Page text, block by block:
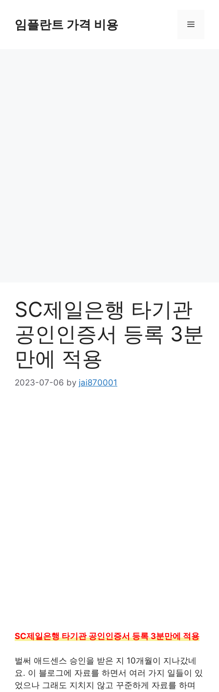
content임플란트 가격 비용 Menu
SC제일은행 타기관
공인인증서 등록 3분
만에 적용
2023-07-06 by jai870001
SC제일은행 타기관 공인인증서 등록 3분만에 적용
벌써 애드센스 승인을 받은 지 10개월이 지나갔네
요. 이 블로그에 자료를 하면서 여러 가지 일들이 있
었으나 그래도 지치지 않고 꾸준하게 자료를 하며